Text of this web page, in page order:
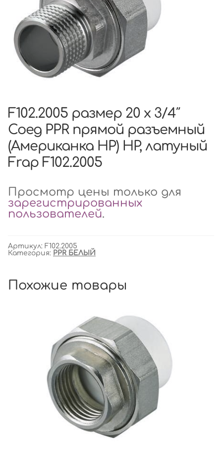
F102.2005 размер 20 x 3/4″
Соед PPR прямой разъемный
(Американка НР) НР, латуный
Frap F102.2005
Просмотр цены только для
зарегистрированных
пользователей.
Артикул: F102.2005
Категория: PPR БЕЛЫЙ
Похожие товары